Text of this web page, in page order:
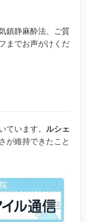
鎮静麻酔法、ご質
までお声がけくだ
ています。 ルシェ
が維持できたこと